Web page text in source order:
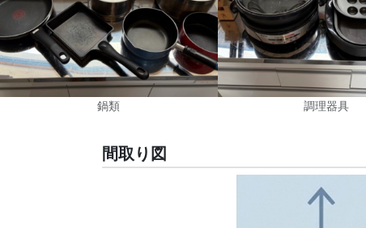
鍋類 調理器具
間取り図